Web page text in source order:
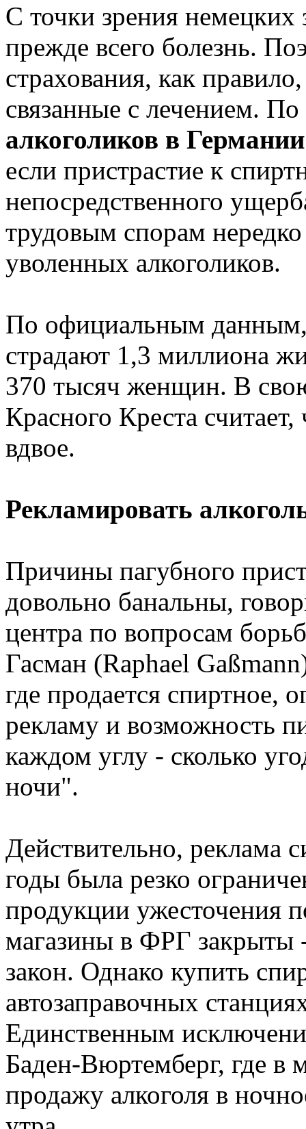
С точки зрения немецких
прежде всего болезнь.
страхования, как
связанные с лечением.
алкоголиков в
если пристрастие к
непосредственного
трудовым спорам
уволенных алкоголиков.
По официальным данным,
страдают 1,3 миллиона
370 тысяч женщин. В
Красного Креста
вдвое.
Рекламировать
Причины пагубного
довольно банальны,
центра по вопросам
Гасман (Raphael
где продается спиртное,
рекламу и возможность
каждом углу - сколько
ночи".
Действительно, реклама
годы была резко
продукции ужесточения
магазины в ФРГ закрыты
закон. Однако купить
автозаправочных
Единственным
Баден-Вюртемберг, где в
продажу алкоголя в